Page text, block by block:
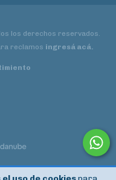
los derechos reservados.
reclamos ingresá acá.